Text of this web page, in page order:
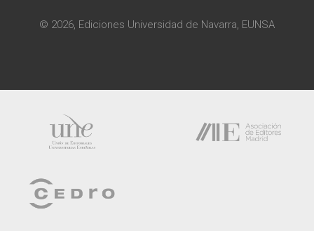
© 2026, Ediciones Universidad de Navarra, EUNSA